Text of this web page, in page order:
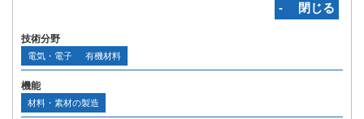
‐ 閉じる
技術分野
電気・電子 有機材料
機能
材料・素材の製造